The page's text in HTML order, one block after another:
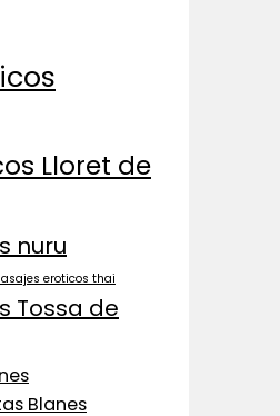
Lloret de
nuru
eroticos thai
Tossa de
Blanes